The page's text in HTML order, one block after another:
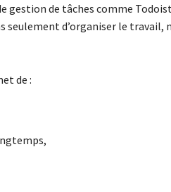
gestion de tâches comme
seulement d’organiser le travail,
de :